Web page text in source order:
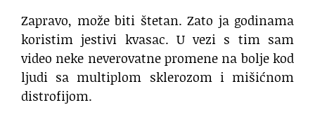
Zapravo, može biti štetan. Zato ja godinama
koristim jestivi kvasac. U vezi s tim sam
video neke neverovatne promene na bolje kod
ljudi sa multiplom sklerozom i mišićnom
distrofijom.